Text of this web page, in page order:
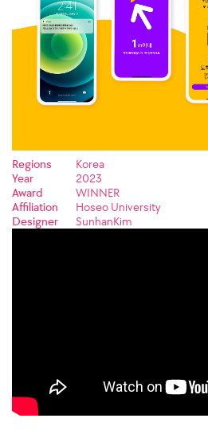
Regions
Korea
Year
2023
Award
WINNER
Affiliation
Hoseo University
Designer
SunhanKim